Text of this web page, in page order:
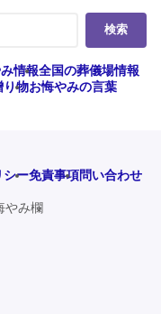
検索
情報全国の葬儀場情報
り物お悔やみの言葉
シー免責事項問い合わせ
やみ欄